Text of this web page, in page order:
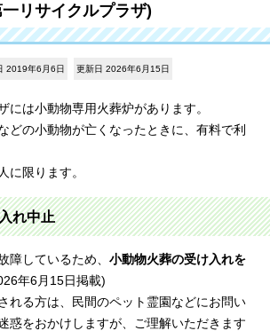
リサイクルプラザ)
2019年6月6日 更新日 2026年6月15日
には小動物専用火葬炉があります。
どの小動物が亡くなったときに、有料で利
に限ります。
れ中止
障しているため、 小動物火葬の受け入れを
年6月15日掲載)
れる方は、民間のペット霊園などにお問い
惑をおかけしますが、ご理解いただきます